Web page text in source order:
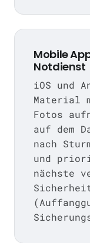
Mobile
Notdienst
iOS und
Material
Fotos
auf dem
nach
und
nächste